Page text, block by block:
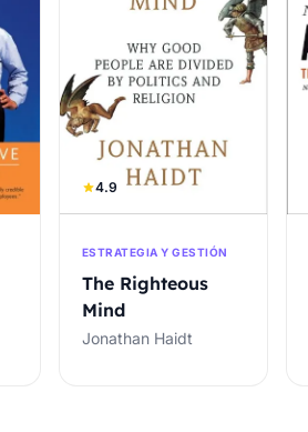
4.9
ESTRATEGIA Y GESTIÓN
The Righteous
Mind
Jonathan Haidt